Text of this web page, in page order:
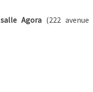
salle Agora(222 avenue